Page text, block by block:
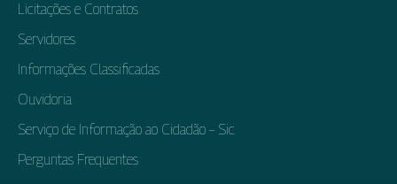
Licitações e Contratos
Servidores
Informações Classificadas
Ouvidoria
Serviço de Informação ao Cidadão – Sic
Perguntas Frequentes